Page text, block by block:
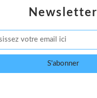
Newsletter